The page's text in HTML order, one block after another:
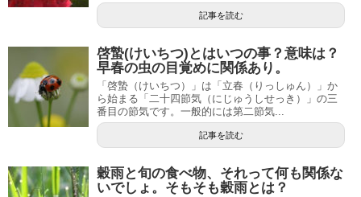
記事を読む
啓蟄(けいちつ)とはいつの事？意味は？
早春の虫の目覚めに関係あり。
「啓蟄（けいちつ）」は「立春（りっしゅん）」か
ら始まる「二十四節気（にじゅうしせっき）」の三
番目の節気です。一般的には第二節気...
記事を読む
穀雨と旬の食べ物、それって何も関係な
いでしょ。そもそも穀雨とは？